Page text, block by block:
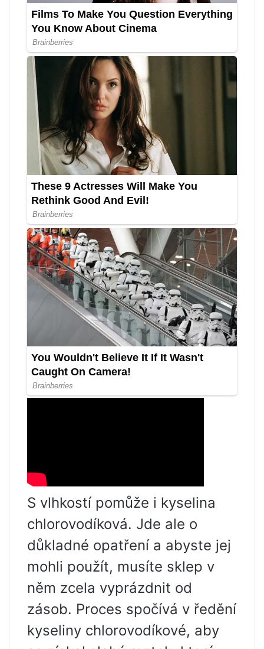
S vlhkostí pomůže i kyselina
chlorovodíková. Jde ale o
důkladné opatření a abyste jej
mohli použít, musíte sklep v
něm zcela vyprázdnit od
zásob. Proces spočívá v ředění
kyseliny chlorovodíkové, aby